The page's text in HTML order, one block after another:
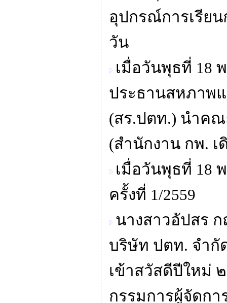
อุปกรณ์การเรีย
วัน
เมื่อวันพุธที่ 18
ประธานสหภาพ
(สร.ปตท.) นำคณ
(สำนักงาน กพ.
เมื่อวันพุธที่ 18
ครั้งที่ 1/2559
นางสาวอัปสร
บริษัท ปตท. จำกั
เข้าสวัสดีปีใหม่
กรรมการผู้จัดก